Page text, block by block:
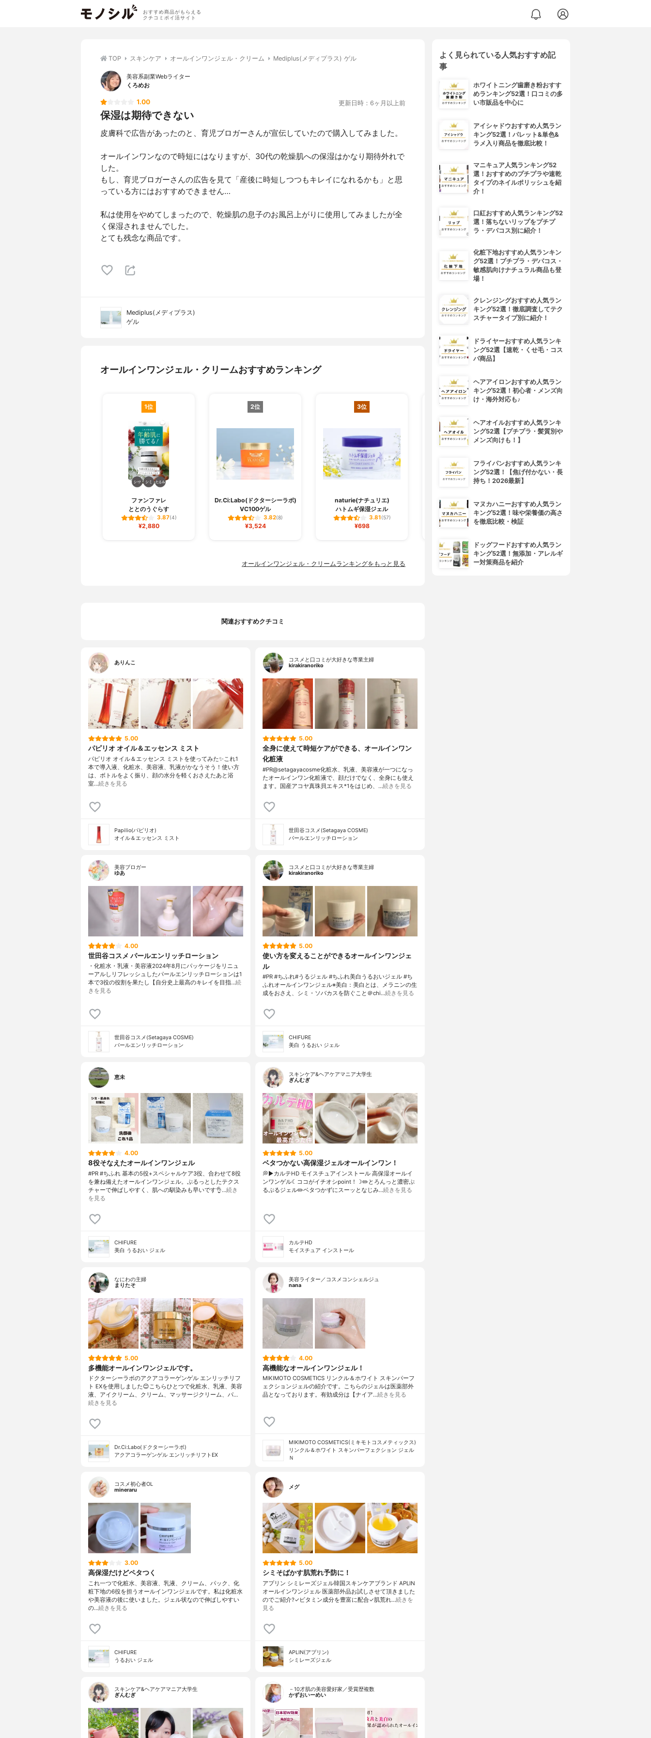
おすすめ商品がもらえる
クチコミポイ活サイト
TOP スキンケア オールインワンジェル・クリーム Mediplus(メディプラス) ゲル
美容系副業Webライター
くろめお
1.00 更新日時：6ヶ月以上前
保湿は期待できない
皮膚科で広告があったのと、育児ブロガーさんが宣伝していたので購入してみました。
オールインワンなので時短にはなりますが、30代の乾燥肌への保湿はかなり期待外れで
した。
もし、育児ブロガーさんの広告を見て「産後に時短しつつもキレイになれるかも」と思
っている方にはおすすめできません…
私は使用をやめてしまったので、乾燥肌の息子のお風呂上がりに使用してみましたが全
く保湿されませんでした。
とても残念な商品です。
Mediplus(メディプラス)
ゲル
オールインワンジェル・クリームおすすめランキング
1位
ファンファレ
ととのうぐらす
3.87(4)
¥2,880
2位
Dr.Ci:Labo(ドクターシーラボ)
VC100ゲル
3.82(8)
¥3,524
3位
naturie(ナチュリエ)
ハトムギ保湿ジェル
3.81(57)
¥698
CANADEL(カナデル)
プレミアリフト
3.81(20)
¥3,344
Mediplus(メディプラス)
オールインワンジェル・クリームランキングをもっと見る
関連おすすめクチコミ
ありんこ
5.00
パピリオ オイル＆エッセンス ミスト
パピリオ オイル＆エッセンス ミストを使ってみた✨これ1
本で導入液、化粧水、美容液、乳液がかなうそう！使い方
は、ボトルをよく振り、顔の水分を軽くおさえたあと浴
室…続きを見る
Papilio(パピリオ)
オイル＆エッセンス ミスト
コスメと口コミが大好きな専業主婦
kirakiranoriko
5.00
全身に使えて時短ケアができる、オールインワン
化粧液
#PR@setagayacosme化粧水、乳液、美容液が一つになっ
たオールインワン化粧液で、顔だけでなく、全身にも使え
ます。国産アコヤ真珠貝エキス*1をはじめ、…続きを見る
世田谷コスメ(Setagaya COSME)
パールエンリッチローション
美容ブロガー
ゆあ
4.00
世田谷コスメ パールエンリッチローション
・化粧水・乳液・美容液2024年8月にパッケージをリニュ
ーアルしリフレッシュしたパールエンリッチローションは1
本で3役の役割を果たし【自分史上最高のキレイを目指…続
きを見る
世田谷コスメ(Setagaya COSME)
パールエンリッチローション
コスメと口コミが大好きな専業主婦
kirakiranoriko
5.00
使い方を変えることができるオールインワンジェ
ル
#PR #ちふれ#うるジェル #ちふれ美白うるおいジェル #ち
ふれオールインワンジェル※美白：美白とは、メラニンの生
成をおさえ、シミ・ソバカスを防ぐこと＠chi…続きを見る
CHIFURE
美白 うるおい ジェル
恵未
4.00
8役そなえたオールインワンジェル
#PR #ちふれ 基本の5役+スペシャルケア3役、合わせて8役
を兼ね備えたオールインワンジェル。ぷるっとしたテクス
チャーで伸ばしやすく、肌への馴染みも早いです👌…続き
を見る
CHIFURE
美白 うるおい ジェル
スキンケア&ヘアケアマニア大学生
ぎんむぎ
5.00
ベタつかない高保湿ジェルオールインワン！
💭▶️カルテHD モイスチュアインストール 高保湿オールイ
ンワンゲル☾ココがイチオシpoint！☽✏️とろんっと濃密ぷ
るぷるジェル✏️ベタつかずにスーッとなじみ…続きを見る
カルテHD
モイスチュア インストール
なにわの主婦
まりたそ
5.00
多機能オールインワンジェルです。
ドクターシーラボのアクアコラーゲンゲル エンリッチリフ
ト EXを使用しました😊こちらひとつで化粧水、乳液、美容
液、アイクリーム、クリーム、マッサージクリーム、パ…
続きを見る
Dr.Ci:Labo(ドクターシーラボ)
アクアコラーゲンゲル エンリッチリフトEX
美容ライター／コスメコンシェルジュ
nana
4.00
高機能なオールインワンジェル！
MIKIMOTO COSMETICS リンクル＆ホワイト スキンパーフ
ェクションジェルの紹介です。こちらのジェルは医薬部外
品となっております。有効成分は【ナイア…続きを見る
MIKIMOTO COSMETICS(ミキモトコスメティックス)
リンクル＆ホワイト スキンパーフェクション ジェル
Ｎ
コスメ初心者OL
mineraru
3.00
高保湿だけどペタつく
これ一つで化粧水、美容液、乳液、クリーム、パック、化
粧下地の6役を担うオールインワンジェルです。私は化粧水
や美容液の後に使いました。ジェル状なので伸ばしやすい
の…続きを見る
CHIFURE
うるおい ジェル
メグ
5.00
シミそばかす肌荒れ予防に！
アプリン シミレーズジェル韓国スキンケアブランド APLIN
オールインワンジェル 医薬部外品お試しさせて頂きました
のでご紹介?✓ビタミン成分を豊富に配合✓肌荒れ…続きを
見る
APLIN(アプリン)
シミレーズジェル
スキンケア&ヘアケアマニア大学生
ぎんむぎ
－10才肌の美容愛好家／受賞歴複数
かずおいーめい
よく見られている人気おすすめ記
事
ホワイトニング歯磨き粉おすす
めランキング52選！口コミの多
い市販品を中心に
アイシャドウおすすめ人気ラン
キング52選！パレット&単色&
ラメ入り商品を徹底比較！
マニキュア人気ランキング52
選！おすすめのプチプラや速乾
タイプのネイルポリッシュを紹
介！
口紅おすすめ人気ランキング52
選！落ちないリップをプチプ
ラ・デパコス別に紹介！
化粧下地おすすめ人気ランキン
グ52選！プチプラ・デパコス・
敏感肌向けナチュラル商品も登
場！
クレンジングおすすめ人気ラン
キング52選！徹底調査してテク
スチャータイプ別に紹介！
ドライヤーおすすめ人気ランキ
ング52選【速乾・くせ毛・コス
パ商品】
ヘアアイロンおすすめ人気ラン
キング52選！初心者・メンズ向
け・海外対応も♪
ヘアオイルおすすめ人気ランキ
ング52選【プチプラ・髪質別や
メンズ向けも！】
フライパンおすすめ人気ランキ
ング52選！【焦げ付かない・長
持ち！2026最新】
マヌカハニーおすすめ人気ラン
キング52選！味や栄養価の高さ
を徹底比較・検証
ドッグフードおすすめ人気ラン
キング52選！無添加・アレルギ
ー対策商品を紹介